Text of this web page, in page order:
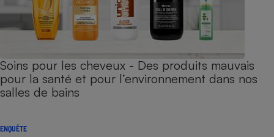
Soins pour les cheveux - Des produits mauvais
pour la santé et pour l’environnement dans nos
salles de bains
ENQUÊTE